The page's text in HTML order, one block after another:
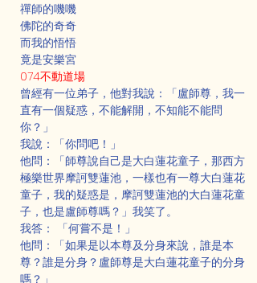
禪師的嘰嘰
佛陀的奇奇
而我的悟悟
竟是安樂宮
074不動道場
曾經有一位弟子，他對我說：「盧師尊，我一
直有一個疑惑，不能解開，不知能不能問
你？」
我說：「你問吧！」
他問：「師尊說自己是大白蓮花童子，那西方
極樂世界摩訶雙蓮池，一樣也有一尊大白蓮花
童子，我的疑惑是，摩訶雙蓮池的大白蓮花童
子，也是盧師尊嗎？」我笑了。
我答： 「何嘗不是！」
他問：「如果是以本尊及分身來說，誰是本
尊？誰是分身？盧師尊是大白蓮花童子的分身
嗎？」